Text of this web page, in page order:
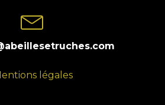
légales